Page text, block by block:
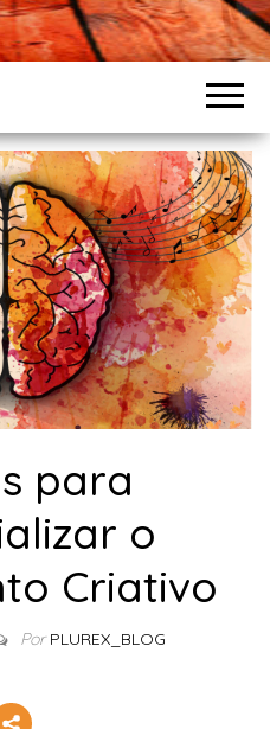
para
o
Criativo
Por PLUREX_BLOG